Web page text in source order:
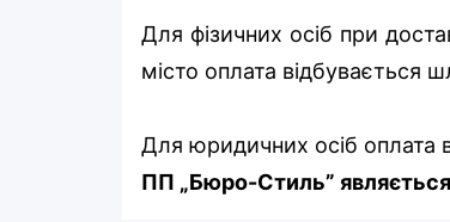
Для фізичних осіб при
місто оплата відбувається
Для юридичних осіб оплата
ПП „Бюро-Стиль”